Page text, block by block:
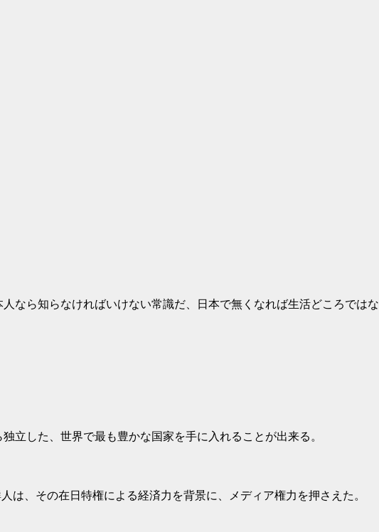
なら知らなければいけない常識だ、日本で無くなれば生活どころでは
した、世界で最も豊かな国家を手に入れることが出来る。
、その在日特権による経済力を背景に、メディア権力を押さえた。